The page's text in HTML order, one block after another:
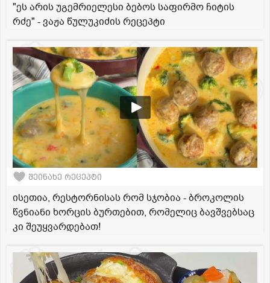
"ეს არის უგემრიელესი ბებოს საფირმო ჩიტის
რძე" - ვაჟა წულუკიძის რეცეპტი
შეინახე რეცეპტი
ისეთია, რესტორნისას რომ სჯობია - ბროკოლის
წვნიანი ხორცის ბურთებით, რომელიც ბავშვებსაც
კი შეუყვარდებათ!